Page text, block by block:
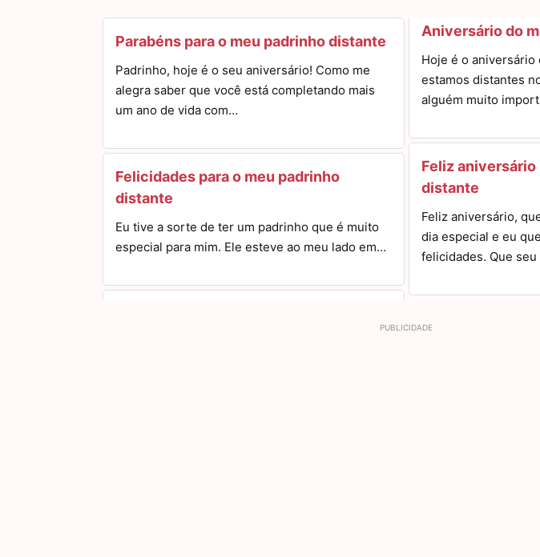
Parabéns para o meu padrinho distante
Padrinho, hoje é o seu aniversário! Como me
alegra saber que você está completando mais
um ano de vida com…
Felicidades para o meu padrinho
distante
Eu tive a sorte de ter um padrinho que é muito
especial para mim. Ele esteve ao meu lado em…
Aniversário do
Hoje é o aniversário
estamos distantes
alguém muito
Feliz aniversário
distante
Feliz aniversário,
dia especial e eu
felicidades. Que